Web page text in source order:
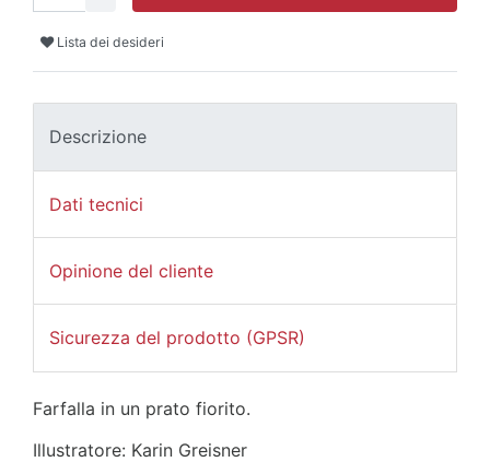
Lista dei desideri
Descrizione
Dati tecnici
Opinione del cliente
Sicurezza del prodotto (GPSR)
Farfalla in un prato fiorito.
Illustratore: Karin Greisner